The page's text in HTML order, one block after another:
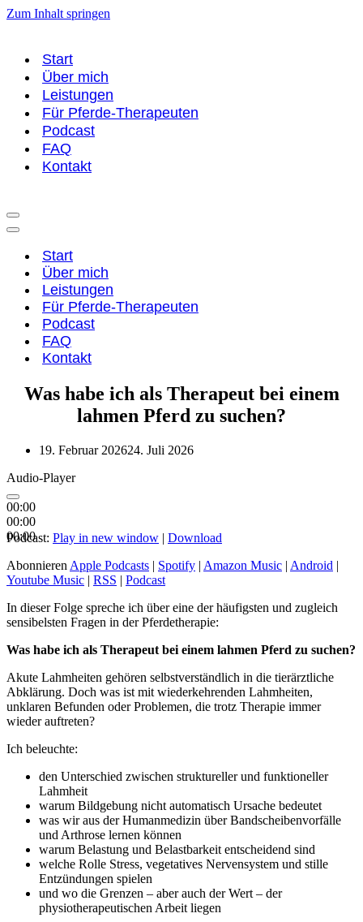
Zum Inhalt springen
Start
Über mich
Leistungen
Für Pferde-Therapeuten
Podcast
FAQ
Kontakt
Navigationsmenü
Navigationsmenü
Start
Über mich
Leistungen
Für Pferde-Therapeuten
Podcast
FAQ
Kontakt
Was habe ich als Therapeut bei einem
lahmen Pferd zu suchen?
19. Februar 202624. Juli 2026
Audio-Player
00:00
00:00
00:00
Podcast: Play in new window | Download
Abonnieren Apple Podcasts | Spotify | Amazon Music | Android |
Youtube Music | RSS | Podcast
In dieser Folge spreche ich über eine der häufigsten und zugleich
sensibelsten Fragen in der Pferdetherapie:
Was habe ich als Therapeut bei einem lahmen Pferd zu suchen?
Akute Lahmheiten gehören selbstverständlich in die tierärztliche
Abklärung. Doch was ist mit wiederkehrenden Lahmheiten,
unklaren Befunden oder Problemen, die trotz Therapie immer
wieder auftreten?
Ich beleuchte:
den Unterschied zwischen struktureller und funktioneller
Lahmheit
warum Bildgebung nicht automatisch Ursache bedeutet
was wir aus der Humanmedizin über Bandscheibenvorfälle
und Arthrose lernen können
warum Belastung und Belastbarkeit entscheidend sind
welche Rolle Stress, vegetatives Nervensystem und stille
Entzündungen spielen
und wo die Grenzen – aber auch der Wert – der
physiotherapeutischen Arbeit liegen